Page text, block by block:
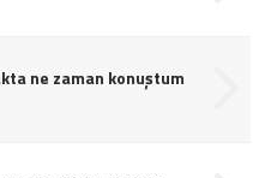
ne zaman konuştum